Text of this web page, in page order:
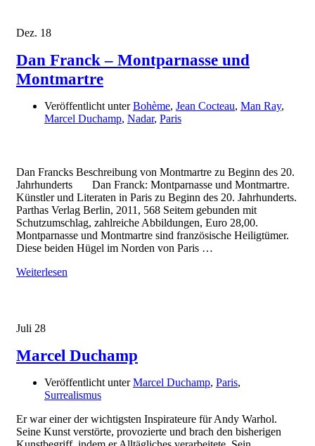
Dez. 18
Dan Franck – Montparnasse und
Montmartre
Veröffentlicht unterBohème, Jean Cocteau, Man Ray,
Marcel Duchamp, Nadar, Paris
Dan Francks Beschreibung von Montmartre zu Beginn des 20.
Jahrhunderts Dan Franck: Montparnasse und Montmartre.
Künstler und Literaten in Paris zu Beginn des 20. Jahrhunderts.
Parthas Verlag Berlin, 2011, 568 Seitem gebunden mit
Schutzumschlag, zahlreiche Abbildungen, Euro 28,00.
Montparnasse und Montmartre sind französische Heiligtümer.
Diese beiden Hügel im Norden von Paris …
Weiterlesen
Juli 28
Marcel Duchamp
Veröffentlicht unterMarcel Duchamp, Paris,
Surrealismus
Er war einer der wichtigsten Inspirateure für Andy Warhol.
Seine Kunst verstörte, provozierte und brach den bisherigen